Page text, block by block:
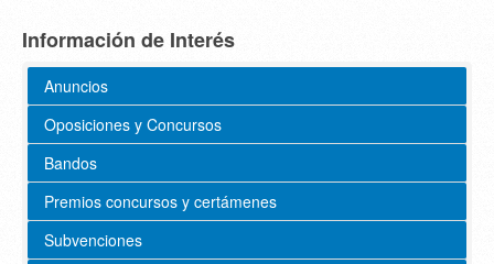
Información de Interés
Anuncios
Oposiciones y Concursos
Bandos
Premios concursos y certámenes
Subvenciones